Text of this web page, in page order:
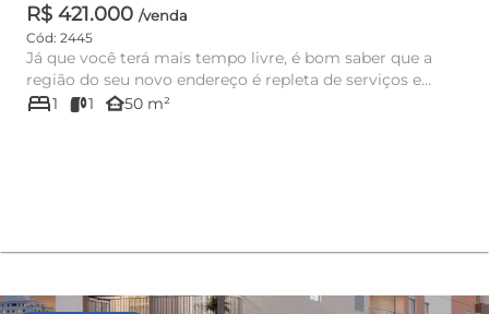
R$ 421.000 /venda
Cód: 2445
Já que você terá mais tempo livre, é bom saber que a
região do seu novo endereço é repleta de serviços e
comércio, como ...
bed1 1 other_houses50 m²